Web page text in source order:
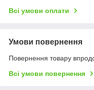
Всі умови оплати
Умови повернення
Повернення товару
Всі умови повернення